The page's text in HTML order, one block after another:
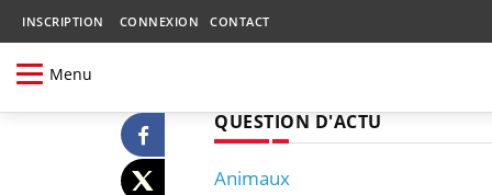
INSCRIPTION CONNEXION CONTACT
Menu
QUESTION D'ACTU
Animaux